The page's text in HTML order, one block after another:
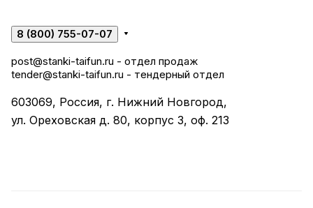
8 (800) 755-07-07
post@stanki-taifun.ru - отдел продаж
tender@stanki-taifun.ru - тендерный отдел
603069, Россия, г. Нижний Новгород,
ул. Ореховская д. 80, корпус 3, оф. 213